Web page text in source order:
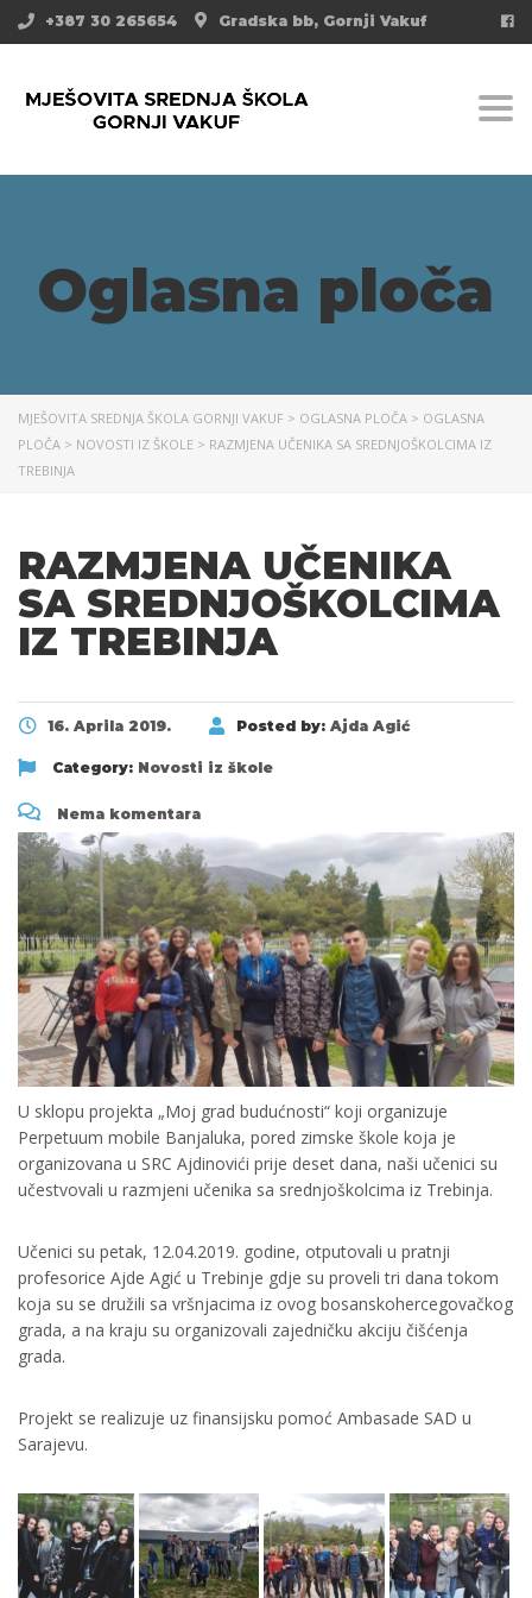
Gradska bb, Gornji Vakuf
+387 30 265654
Oglasna ploča
MJEŠOVITA SREDNJA ŠKOLA GORNJI VAKUF > OGLASNA PLOČA > OGLASNA
PLOČA > NOVOSTI IZ ŠKOLE > RAZMJENA UČENIKA SA SREDNJOŠKOLCIMA IZ
TREBINJA
RAZMJENA UČENIKA
SA SREDNJOŠKOLCIMA
IZ TREBINJA
16. Aprila 2019. Posted by: Ajda Agić
Category: Novosti iz škole
Nema komentara
U sklopu projekta „Moj grad budućnosti“ koji organizuje
Perpetuum mobile Banjaluka, pored zimske škole koja je
organizovana u SRC Ajdinovići prije deset dana, naši učenici su
učestvovali u razmjeni učenika sa srednjoškolcima iz Trebinja.
Učenici su petak, 12.04.2019. godine, otputovali u pratnji
profesorice Ajde Agić u Trebinje gdje su proveli tri dana tokom
koja su se družili sa vršnjacima iz ovog bosanskohercegovačkog
grada, a na kraju su organizovali zajedničku akciju čišćenja
grada.
Projekt se realizuje uz finansijsku pomoć Ambasade SAD u
Sarajevu.